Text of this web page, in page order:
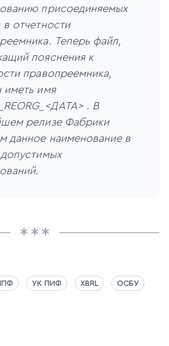
присоединяемых
отчетности
Теперь файл,
пояснения к
правопреемника,
иметь имя
. В
релизе Фабрики
данное наименование в
УК ПИФ XBRL ОСБУ